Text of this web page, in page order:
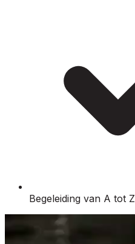
Begeleiding van A tot Z